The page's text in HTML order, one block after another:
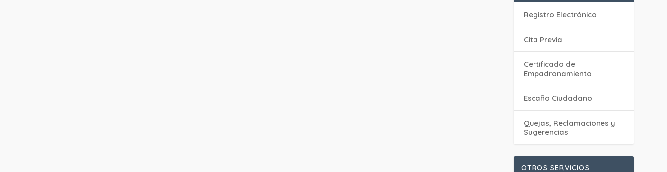
Registro Electrónico
Cita Previa
Certificado de
Empadronamiento
Escaño Ciudadano
Quejas, Reclamaciones y
Sugerencias
OTROS SERVICIOS